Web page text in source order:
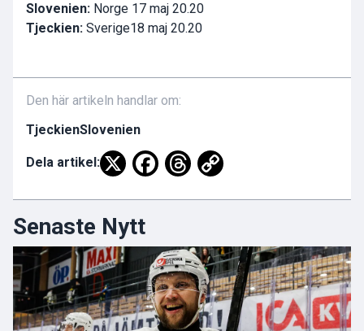
Slovenien: Norge 17 maj 20.20
Tjeckien: Sverige18 maj 20.20
Den här artikeln handlar om:
TjeckienSlovenien
Dela artikel:
Senaste Nytt